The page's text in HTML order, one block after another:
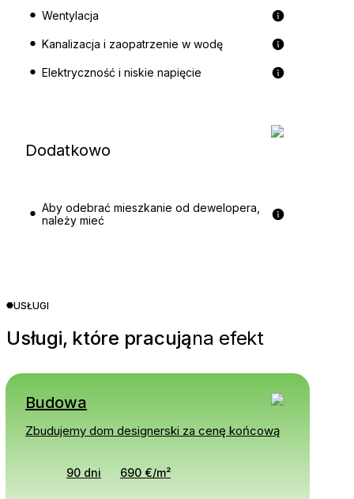
Wentylacja
Kanalizacja i zaopatrzenie w wodę
Elektryczność i niskie napięcie
Dodatkowo
Aby odebrać mieszkanie od dewelopera,
należy mieć
USŁUGI
Usługi, które pracująna efekt
Budowa
Zbudujemy dom designerski za cenę końcową
90 dni 690 €/m²